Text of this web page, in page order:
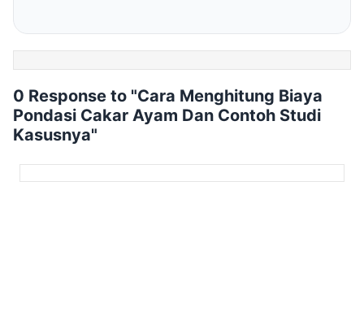
0 Response to "Cara Menghitung Biaya
Pondasi Cakar Ayam Dan Contoh Studi
Kasusnya"